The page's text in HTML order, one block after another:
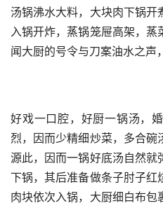
汤锅沸水大料，大块肉下锅
入锅开炸，蒸锅笼屉高架，
闻大厨的号令与刀案油水之声
好戏一口腔，好厨一锅汤，
烈，因而少精细炒菜，多合
源此，因而一锅好底汤自然就
下锅，其后准备做条子肘子红
肉块依次入锅，大厨细白布